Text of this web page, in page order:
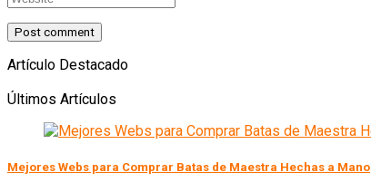
Artículo Destacado
Últimos Artículos
Mejores Webs para Comprar Batas de Maestra Hechas a Mano